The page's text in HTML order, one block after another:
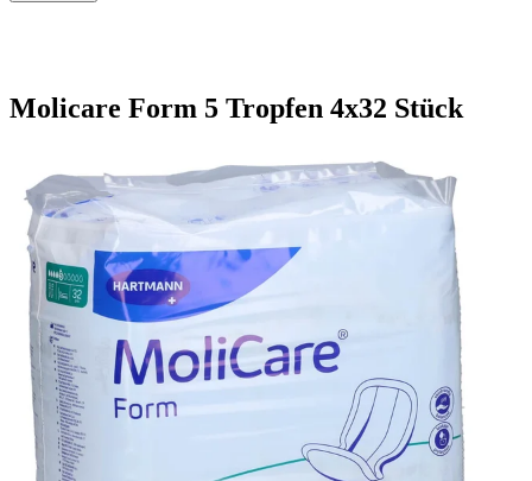
Molicare Form 5 Tropfen 4x32 Stück